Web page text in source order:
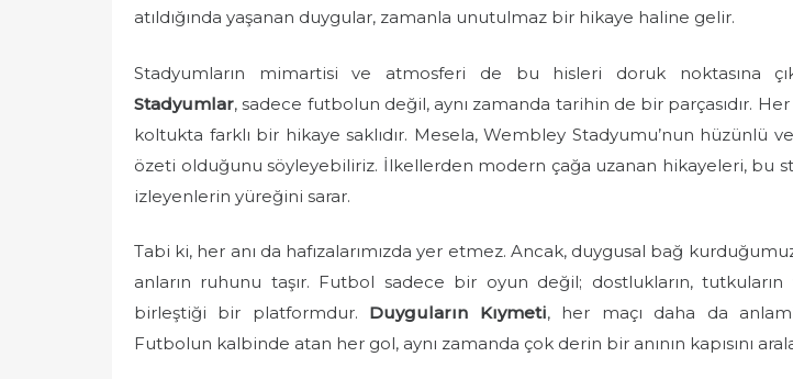
atıldığında yaşanan duygular, zamanla unutulmaz bir hikaye haline gelir.
Stadyumların mimartisi ve atmosferi de bu hisleri doruk noktasına
Stadyumlar, sadece futbolun değil, aynı zamanda tarihin de bir parçasıdır. Her
koltukta farklı bir hikaye saklıdır. Mesela, Wembley Stadyumu’nun hüzünlü
özeti olduğunu söyleyebiliriz. İlkellerden modern çağa uzanan hikayeleri, bu
izleyenlerin yüreğini sarar.
Tabi ki, her anı da hafızalarımızda yer etmez. Ancak, duygusal bağ
anların ruhunu taşır. Futbol sadece bir oyun değil; dostlukların,
birleştiği bir platformdur. Duyguların Kıymeti, her maçı daha da
Futbolun kalbinde atan her gol, aynı zamanda çok derin bir anının kapısını